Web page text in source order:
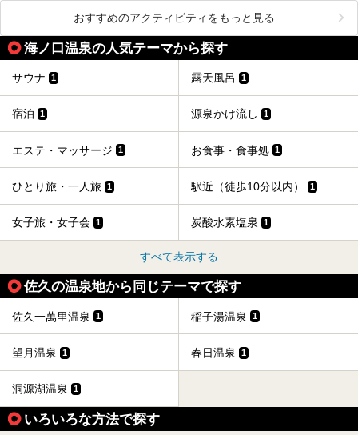
おすすめのアクティビティをもっと見る
海ノ口温泉の人気テーマから探す
サウナ 1 露天風呂 1
宿泊 1 源泉かけ流し 1
エステ・マッサージ 1 お食事・食事処 1
ひとり旅・一人旅 1 駅近（徒歩10分以内） 1
女子旅・女子会 1 炭酸水素塩泉 1
すべて表示する
佐久の温泉地から同じテーマで探す
佐久一萬里温泉 1 稲子湯温泉 1
望月温泉 1 春日温泉 1
洞源湖温泉 1
いろいろな方法で探す